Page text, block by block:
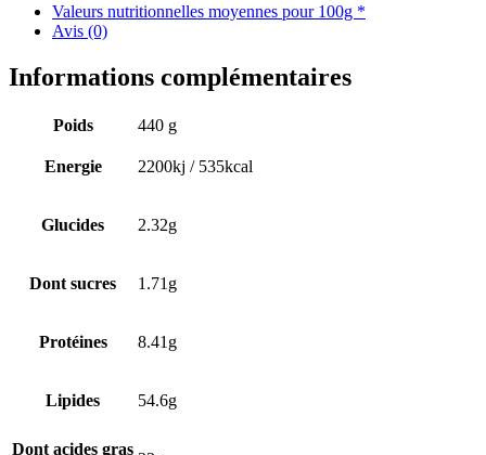
Valeurs nutritionnelles moyennes pour 100g *
Avis (0)
Informations complémentaires
Poids 440 g
Energie 2200kj / 535kcal
Glucides 2.32g
Dont sucres 1.71g
Protéines 8.41g
Lipides 54.6g
Dont acides gras